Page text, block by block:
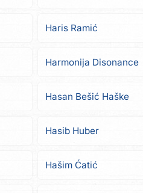
Haris Ramić
Harmonija Disonance
Hasan Bešić Haške
Hasib Huber
Hašim Ćatić